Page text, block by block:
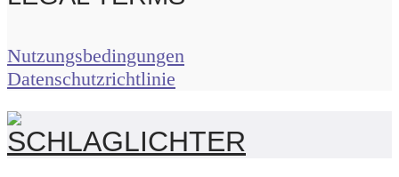
Nutzungsbedingungen
Datenschutzrichtlinie